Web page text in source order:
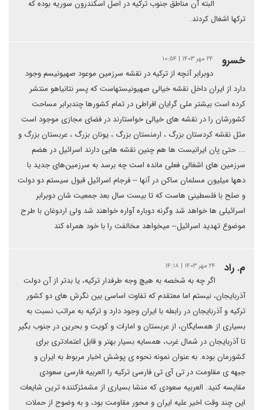
البته آن مناطق جنوب ترکیه در اصل اسکندرون سوریه بوده که
ترکها اشغال کردند.
خسرو ۲۴ مهر ۱۴۰۳ | ۱۰:۵۴
دوبرابر آنچه از ترکیه در نقشه سرزمین موعود صهیونیسم وجود
دارد از ایران داخل نقشه خیالی صهیونیستهاست که پسر نتانیاهو منتشر
کرده است بیشتر ملی گرایان افراطی در تمام کشورها چندبرابر مساحت
کشورشان را در نقشه های خیالی خواستارند در فضای مجازی موجود است
مثل نقشه کردستان بزرگ ، ارمنستان بزرگ ، یونان بزرگ ، عربستان بزرگ و
... حتی پان ایرانیست ها هم چنین نقشه هایی دارند اسرائیل در هضم
سرزمین های اشغالی فعلی مانده است چه برسد به سرزمین‌های جدید با
دهها میلیون مسلمان ساکن در آنها -- فرجام اسرائیل قبول سیستم دو دولت
و صلح با فلسطینی هاست که تا بیست سال بعد جمعیت شان دوبرابر
اسرائیلی ها خواهد شد وگرنه دوباره آواره خواهند شد ولی اردوغان با طرح
موضوع تهدید اسرائیل-- میخواهد مخالفت را با خود همراه کند
م. راد ۲۴ مهر ۱۴۰۳ | ۱۴:۱۸
اگر چه به شخصه به هیچ وجه طرفدار ترکیه، یا بدتر از آن دولت
آذربایجان، نیستم اما معتقدم که تفاوت اساسی بین نگرش های دو کشور
ترکیه و آذربایجان در رابطه با ایران وجود دارد و ترکیه به مراتب نسبت به
بسیاری از همسایگان، از عربستان و امارات و کویت و بحرین در جنوب بگیر
تا آذربایجان در شمال غرب، همسایه بسیار بهتر و قابل اعتمادتری برای
کشورمان بوده. به عنوان نمونه نحوه ی پوشش اخبار مربوط به ایران و
جبهه ی مقاومت در تی آی تی فارسی ترکیه را العربیه فارسی سعودی
مقایسه کنید. العربیه سعودی که منشا بسیاری از مشمئزکننده ترین شایعات
این چند وقت اخیر علیه ایران و محور مقاومت بود، و به وضوح از حملات